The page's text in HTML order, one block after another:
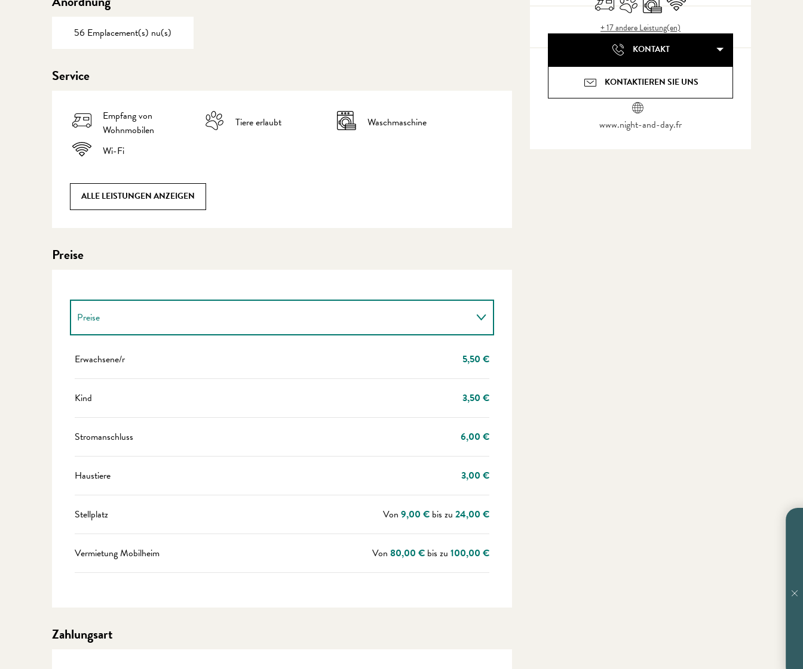
+ 17 andere Leistung(en)
KONTAKT
KONTAKTIEREN SIE UNS
www.night-and-day.fr
56 Emplacement(s) nu(s)
Service
Empfang von
Wohnmobilen
Tiere erlaubt
Waschmaschine
Wi-Fi
ALLE LEISTUNGEN ANZEIGEN
Preise
Preise
Erwachsene/r 5,50 €
Kind 3,50 €
Stromanschluss 6,00 €
Haustiere 3,00 €
Stellplatz Von9,00 € bis zu24,00 €
Vermietung Mobilheim Von80,00 € bis zu100,00 €
Zahlungsart